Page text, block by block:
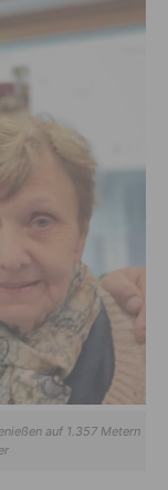
auf 1.357 Metern